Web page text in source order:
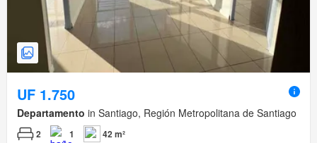
UF 1.750
Departamento in Santiago, Región Metropolitana de Santiago
2 1 42 m²